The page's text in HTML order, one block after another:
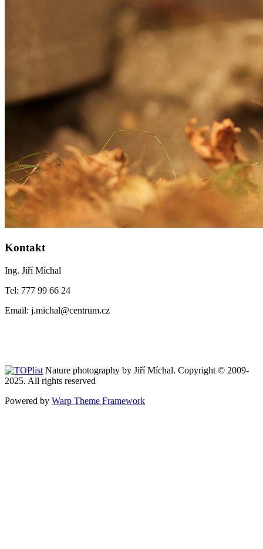
Kontakt
Ing. Jiří Míchal
Tel: 777 99 66 24
Email: j.michal@centrum.cz
Nature photography by Jiří Míchal. Copyright © 2009-
2025. All rights reserved
Powered by Warp Theme Framework